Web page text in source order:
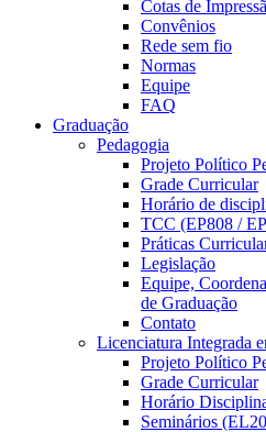
Cotas de
Convênios
Rede sem fio
Normas
Equipe
FAQ
Graduação
Pedagogia
Projeto Político
Grade Curricular
Horário de
TCC (EP808 /
Práticas
Legislação
Equipe,
de Graduação
Contato
Licenciatura Integrada
Projeto Político
Grade Curricular
Horário
Seminários